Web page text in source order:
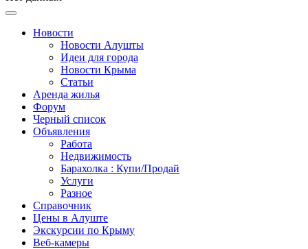
Новости
Новости Алушты
Идеи для города
Новости Крыма
Статьи
Аренда жилья
Форум
Черный список
Объявления
Работа
Недвижимость
Барахолка : Купи/Продай
Услуги
Разное
Справочник
Цены в Алуште
Экскурсии по Крыму
Веб-камеры